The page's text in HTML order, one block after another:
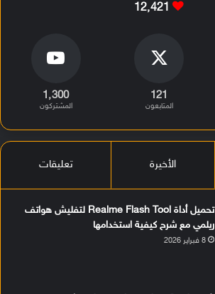
12٬421
121
المتابعون
1٬300
المشتركون
الأخيرة تعليقات
تحميل أداة Realme Flash Tool لتفليش هواتف
ريلمي مع شرح كيفية استخدامها
8 فبراير 2026